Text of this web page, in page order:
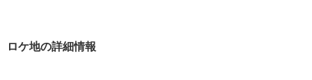
ロケ地の詳細情報